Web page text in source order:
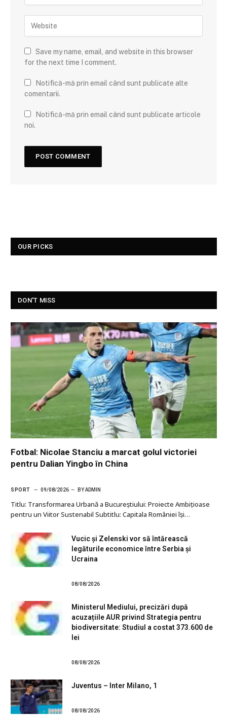
Save my name, email, and website in this browser
for the next time I comment.
Notifică-mă prin email când sunt publicate alte
comentarii.
Notifică-mă prin email când sunt publicate articole
noi.
OUR PICKS
DON'T MISS
Fotbal: Nicolae Stanciu a marcat golul victoriei
pentru Dalian Yingbo în China
SPORT 09/08/2026 BY ADMIN
Titlu: Transformarea Urbană a Bucureștiului: Proiecte Ambițioase
pentru un Viitor Sustenabil Subtitlu: Capitala României își…
Vucic și Zelenski vor să întărească
legăturile economice între Serbia și
Ucraina
08/08/2026
Ministerul Mediului, precizări după
acuzațiile AUR privind Strategia pentru
biodiversitate: Studiul a costat 373.600 de
lei
08/08/2026
Juventus – Inter Milano, 1
08/08/2026